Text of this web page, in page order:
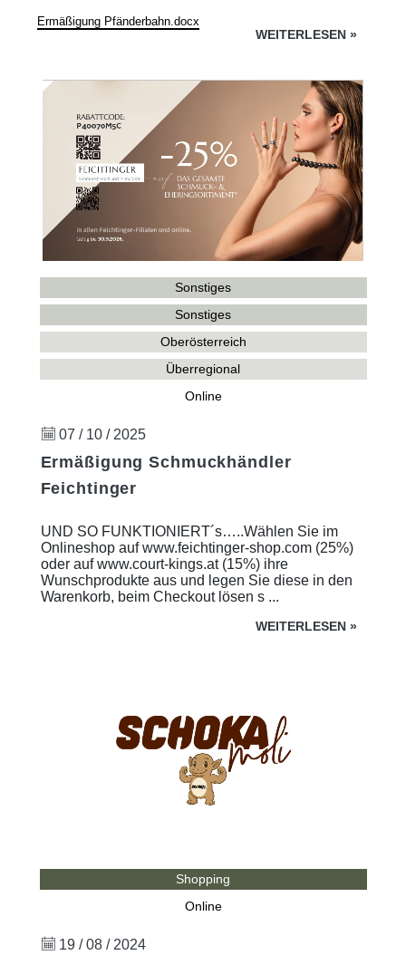
Ermäßigung Pfänderbahn.docx
WEITERLESEN »
Sonstiges
Sonstiges
Oberösterreich
Überregional
Online
07 / 10 / 2025
Ermäßigung Schmuckhändler
Feichtinger
UND SO FUNKTIONIERT´s…..Wählen Sie im
Onlineshop auf www.feichtinger-shop.com (25%)
oder auf www.court-kings.at (15%) ihre
Wunschprodukte aus und legen Sie diese in den
Warenkorb, beim Checkout lösen s ...
WEITERLESEN »
Shopping
Online
19 / 08 / 2024